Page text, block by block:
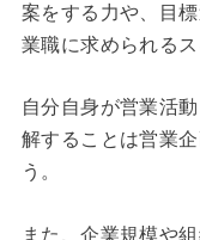
案をする力や、目
業職に求められる
自分自身が営業活
解することは営業
う。
また、企業規模や